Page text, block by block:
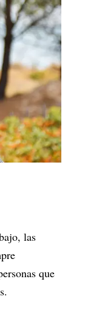
las
que